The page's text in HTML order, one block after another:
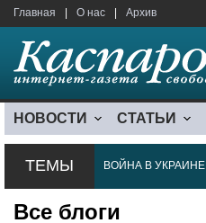
Главная О нас Архив
НОВОСТИ СТАТЬИ
ТЕМЫ ВОЙНА В УКРАИНЕ
Все блоги